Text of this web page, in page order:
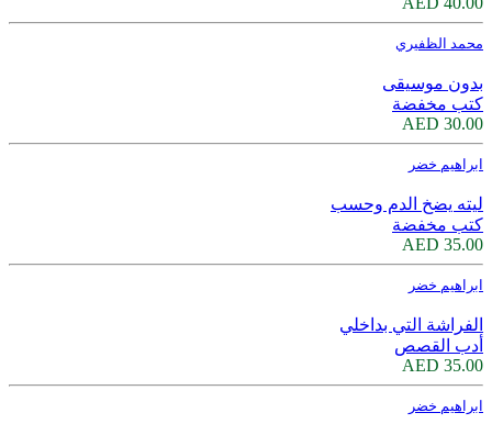
محمد الظفيري
بدون موسيقى
كتب مخفضة
30.00 AED
ابراهيم خضر
ليته يضخ الدم وحسب
كتب مخفضة
35.00 AED
ابراهيم خضر
الفراشة التي بداخلي
أدب القصص
35.00 AED
ابراهيم خضر